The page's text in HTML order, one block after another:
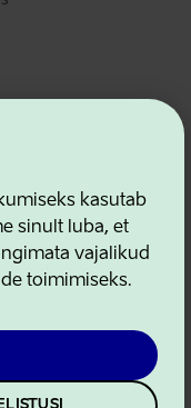
kasutab
sinult luba, et
vajalikud
toimimiseks.